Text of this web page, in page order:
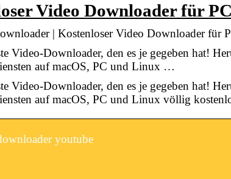
Video Downloader für
| Kostenloser Video Downloader für
Video-Downloader, den es je gegeben hat!
auf macOS, PC und Linux …
Video-Downloader, den es je gegeben hat!
auf macOS, PC und Linux völlig
youtube